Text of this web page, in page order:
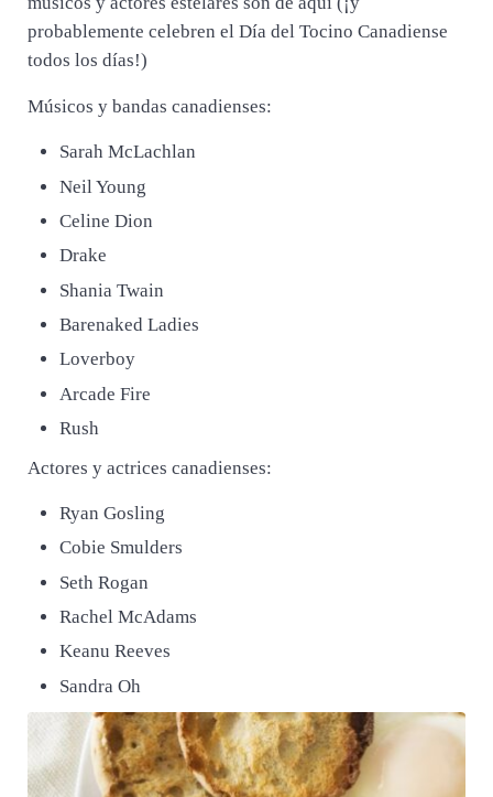
probablemente celebren el Día del Tocino Canadiense
todos los días!)
Músicos y bandas canadienses:
Sarah McLachlan
Neil Young
Celine Dion
Drake
Shania Twain
Barenaked Ladies
Loverboy
Arcade Fire
Rush
Actores y actrices canadienses:
Ryan Gosling
Cobie Smulders
Seth Rogan
Rachel McAdams
Keanu Reeves
Sandra Oh